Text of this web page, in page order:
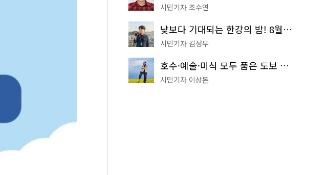
시민기자 조수연
낮보다 기대되는 한강의 밤! 8월 한정 무료 '한강 밤핑' 예약은?
시민기자 김성무
호수·예술·미식 모두 품은 도보 코스! 서울식물원~LG아트센터~마곡테라스거리
시민기자 이상돈